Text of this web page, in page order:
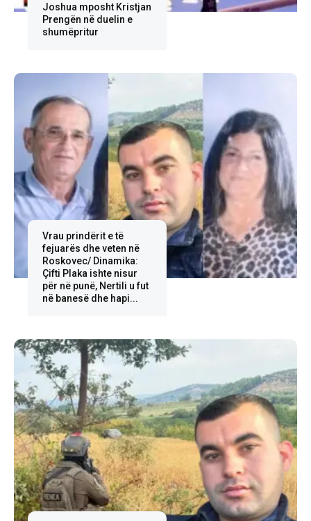
Joshua mposht Kristjan
Prengën në duelin e
shumëpritur
Vrau prindërit e të
fejuarës dhe veten në
Roskovec/ Dinamika:
Çifti Plaka ishte nisur
për në punë, Nertili u fut
në banesë dhe hapi...